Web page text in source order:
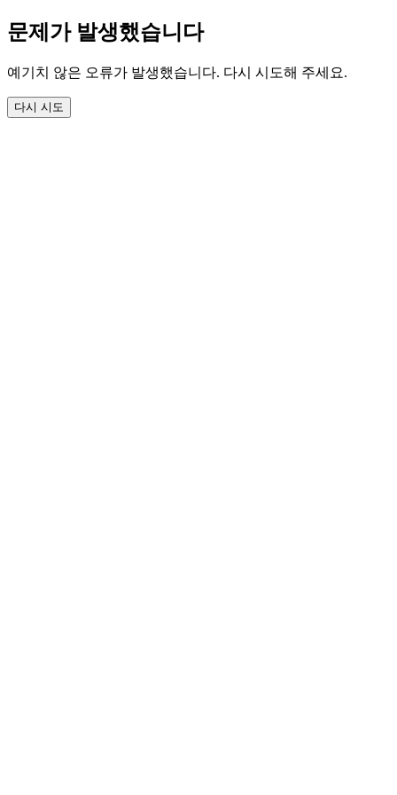
문제가 발생했습니다
예기치 않은 오류가 발생했습니다. 다시 시도해 주세요.
다시 시도